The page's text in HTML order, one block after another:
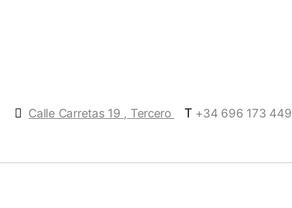
Calle Carretas 19 , Tercero T +34 696 173 449